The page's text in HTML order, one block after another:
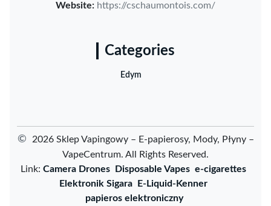
Website: https://cschaumontois.com/
Categories
Edym
©
2026 Sklep Vapingowy – E-papierosy, Mody, Płyny –
VapeCentrum. All Rights Reserved.
Link: Camera Drones Disposable Vapes e-cigarettes
Elektronik Sigara
E-Liquid-Kenner
papieros elektroniczny